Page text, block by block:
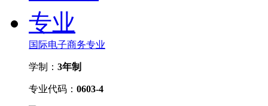
国际电子商务专业
学制： 3年制
专业代码： 0603-4